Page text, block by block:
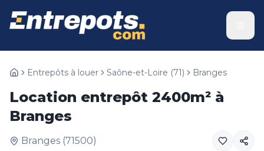
Entrepôts à louer Saône-et-Loire (71) Branges
Location entrepôt 2400m² à
Branges
Branges (71500)